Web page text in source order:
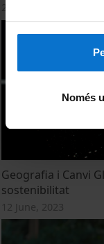
Només
Geografia i Canvi
sostenibilitat
12 June, 2023